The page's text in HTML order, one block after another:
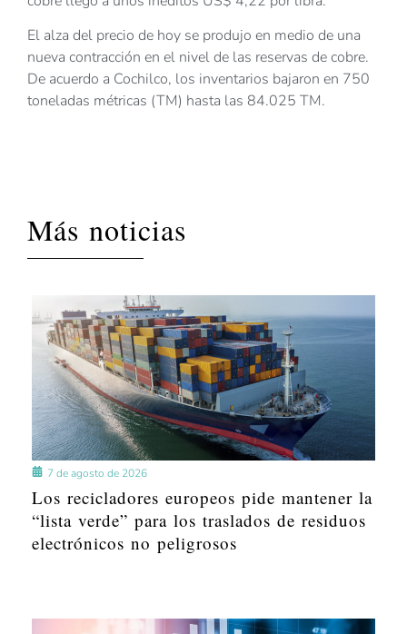
El alza del precio de hoy se produjo en medio de una
nueva contracción en el nivel de las reservas de cobre.
De acuerdo a Cochilco, los inventarios bajaron en 750
toneladas métricas (TM) hasta las 84.025 TM.
Más noticias
7 de agosto de 2026
Los recicladores europeos pide mantener la
“lista verde” para los traslados de residuos
electrónicos no peligrosos